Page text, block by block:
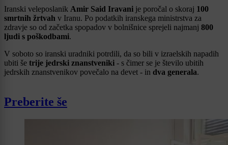
Iranski veleposlanik Amir Said Iravani je poročal o skoraj 100
smrtnih žrtvah v Iranu. Po podatkih iranskega ministrstva za
zdravje so od začetka spopadov v bolnišnice sprejeli najmanj 800
ljudi s poškodbami.
V soboto so iranski uradniki potrdili, da so bili v izraelskih napadih
ubiti še trije jedrski znanstveniki - s čimer se je število ubitih
jedrskih znanstvenikov povečalo na devet - in dva generala.
Preberite še